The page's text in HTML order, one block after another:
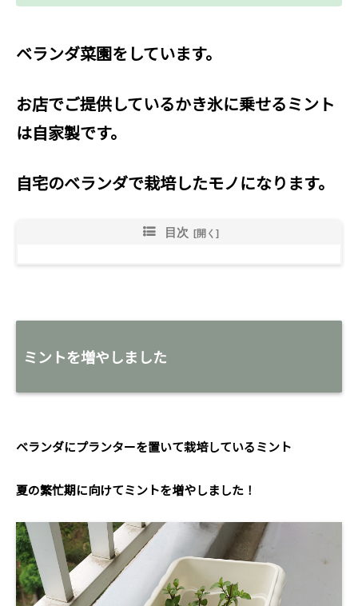
ベランダ菜園をしています。
お店でご提供しているかき氷に乗せるミント
は自家製です。
自宅のベランダで栽培したモノになります。
目次
ミントを増やしました
ベランダにプランターを置いて栽培しているミント
夏の繁忙期に向けてミントを増やしました！